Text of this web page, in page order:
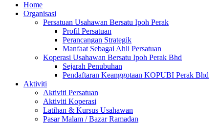
Home
Organisasi
Persatuan Usahawan Bersatu Ipoh Perak
Profil Persatuan
Perancangan Strategik
Manfaat Sebagai Ahli Persatuan
Koperasi Usahawan Bersatu Ipoh Perak Bhd
Sejarah Penubuhan
Pendaftaran Keanggotaan KOPUBI Perak Bhd
Aktiviti
Aktiviti Persatuan
Aktiviti Koperasi
Latihan & Kursus Usahawan
Pasar Malam / Bazar Ramadan